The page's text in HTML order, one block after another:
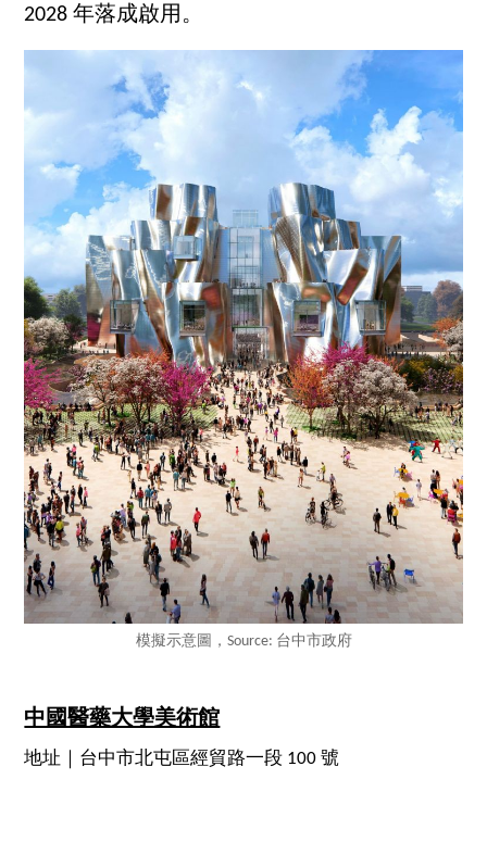
2028 年落成啟用。
模擬示意圖，Source: 台中市政府
中國醫藥大學美術館
地址｜台中市北屯區經貿路一段 100 號